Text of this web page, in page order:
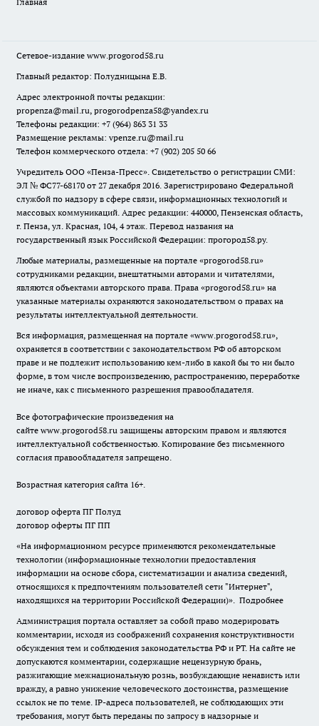
Сетевое-издание www.progorod58.ru
Главный редактор: Полудницына Е.В.
Адрес электронной почты редакции:
propenza@mail.ru, progorodpenza58@yandex.ru
Телефоны редакции: +7 (964) 863 31 33
Размещение рекламы: vpenze.ru@mail.ru
Телефон коммерческого отдела: +7 (902) 205 50 66
Учредитель ООО «Пенза-Пресс». Свидетельство о регистрации СМИ:
ЭЛ № ФС77-68170 от 27 декабря 2016. Зарегистрировано Федеральной
службой по надзору в сфере связи, информационных технологий и
массовых коммуникаций. Адрес редакции: 440000, Пензенская область,
г. Пенза, ул. Красная, 104, 4 этаж. Перевод названия на
государственный язык Российской Федерации: прогород58.ру.
Любые материалы, размещенные на портале «progorod58.ru»
сотрудниками редакции, внештатными авторами и читателями,
являются объектами авторского права. Права «progorod58.ru» на
указанные материалы охраняются законодательством о правах на
результаты интеллектуальной деятельности.
Вся информация, размещенная на портале «www.progorod58.ru»,
охраняется в соответствии с законодательством РФ об авторском
праве и не подлежит использованию кем-либо в какой бы то ни было
форме, в том числе воспроизведению, распространению, переработке
не иначе, как с письменного разрешения правообладателя.
Все фотографические произведения на
сайте www.progorod58.ru защищены авторским правом и являются
интеллектуальной собственностью. Копирование без письменного
согласия правообладателя запрещено.
Возрастная категория сайта 16+.
договор оферта ПГ Полуд
договор оферты ПГ ПП
«На информационном ресурсе применяются рекомендательные
технологии (информационные технологии предоставления
информации на основе сбора, систематизации и анализа сведений,
относящихся к предпочтениям пользователей сети "Интернет",
находящихся на территории Российской Федерации)». Подробнее
Администрация портала оставляет за собой право модерировать
комментарии, исходя из соображений сохранения конструктивности
обсуждения тем и соблюдения законодательства РФ и РТ. На сайте не
допускаются комментарии, содержащие нецензурную брань,
разжигающие межнациональную рознь, возбуждающие ненависть или
вражду, а равно унижение человеческого достоинства, размещение
ссылок не по теме. IP-адреса пользователей, не соблюдающих эти
требования, могут быть переданы по запросу в надзорные и